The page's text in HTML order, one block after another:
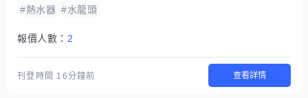
#熱水器 #水龍頭
報價人數： 2
刊登時間 16分鐘前 查看詳情